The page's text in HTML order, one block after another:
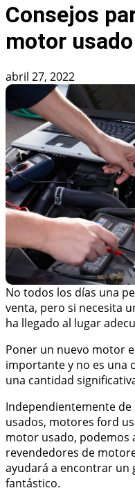
Consejos
motor usado
abril 27, 2022
No todos los días una
venta, pero si necesita
ha llegado al lugar
Poner un nuevo motor
importante y no es una
una cantidad
Independientemente
usados, motores ford
motor usado, podemos
revendedores de
ayudará a encontrar un
fantástico.